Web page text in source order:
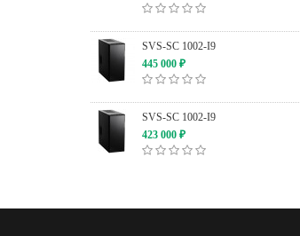
SVS-SC 1002-I9
445 000 ₽
SVS-SC 1002-I9
423 000 ₽